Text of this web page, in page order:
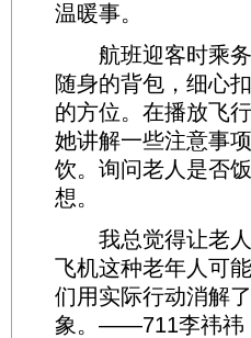
温暖事。
航班迎客时乘务
随身的背包，细心
的方位。在播放飞
她讲解一些注意事
饮。询问老人是否
想。
我总觉得让老人
飞机这种老年人可
们用实际行动消解
象。——711李祎祎